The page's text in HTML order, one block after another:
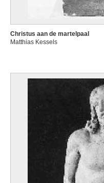
Christus aan de martelpaal
Matthias Kessels